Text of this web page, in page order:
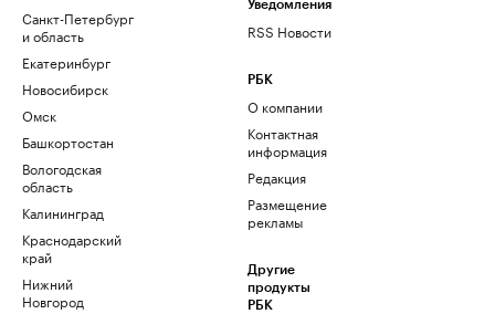
Санкт-Петербург
и область
Екатеринбург
Новосибирск
Омск
Башкортостан
Вологодская
область
Калининград
Краснодарский
край
Нижний
Новгород
Уведомления
RSS Новости
РБК
О компании
Контактная
информация
Редакция
Размещение
рекламы
Другие
продукты
РБК